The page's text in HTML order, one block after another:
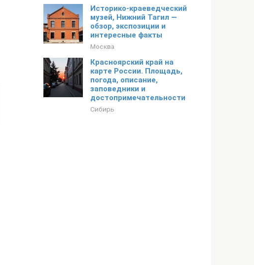
Историко-краеведческий
музей, Нижний Тагил —
обзор, экспозиции и
интересные факты
Москва
Красноярский край на
карте России. Площадь,
погода, описание,
заповедники и
достопримечательности
Сибирь